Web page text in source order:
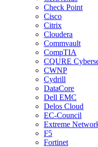
Check Point
Cisco
Citrix
Cloudera
Commvault
CompTIA
CQURE
CWNP
Cydrill
DataCore
Dell EMC
Delos Cloud
EC-Council
Extreme
F5
Fortinet